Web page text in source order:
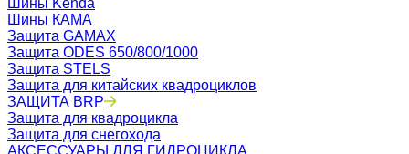
Шины Kenda
Шины КАМА
Защита GAMAX
Защита ODES 650/800/1000
Защита STELS
Защита для китайских квадроциклов
ЗАЩИТА BRP
Защита для квадроцикла
Защита для снегохода
АКСЕССУАРЫ ДЛЯ ГИДРОЦИКЛА